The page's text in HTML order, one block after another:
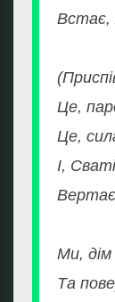
Встає,
Це,
Це,
І,
Ми, дім
Та